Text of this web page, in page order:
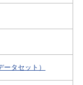
タセット）